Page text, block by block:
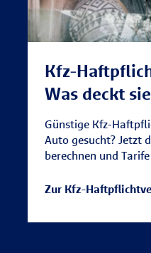
Kfz-
Was deckt
Günstige Kfz-
Auto gesucht? Jetzt
berechnen und
Zur Kfz-